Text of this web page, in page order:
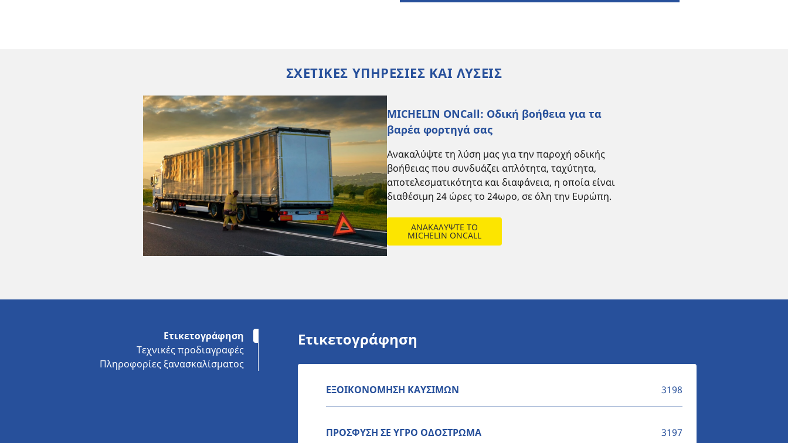
ΣΧΕΤΙΚΕΣ ΥΠΗΡΕΣΙΕΣ ΚΑΙ ΛΥΣΕΙΣ
MICHELIN ONCall: Οδική βοήθεια για τα
βαρέα φορτηγά σας
Ανακαλύψτε τη λύση μας για την παροχή οδικής
βοήθειας που συνδυάζει απλότητα, ταχύτητα,
αποτελεσματικότητα και διαφάνεια, η οποία είναι
διαθέσιμη 24 ώρες το 24ωρο, σε όλη την Ευρώπη.
ΑΝΑΚΑΛΥΨΤΕ ΤΟ
MICHELIN ONCALL
Ετικετογράφηση
Τεχνικές προδιαγραφές
Πληροφορίες ξανασκαλίσματος
Ετικετογράφηση
ΕΞΟΙΚΟΝΟΜΗΣΗ ΚΑΥΣΙΜΩΝ 3198
ΠΡΟΣΦΥΣΗ ΣΕ ΥΓΡΟ ΟΔΟΣΤΡΩΜΑ 3197